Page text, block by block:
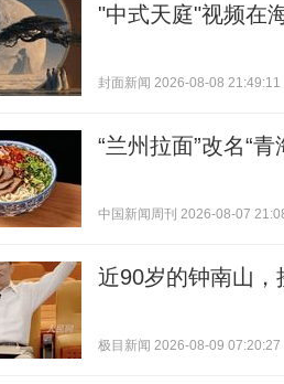
"中式天庭"视频在
封面新闻 2026-08-08 21:49:11
“兰州拉面”改名“
中国新闻周刊 2026-08-07
近90岁的钟南山，
极目新闻 2026-08-09 07:20:27